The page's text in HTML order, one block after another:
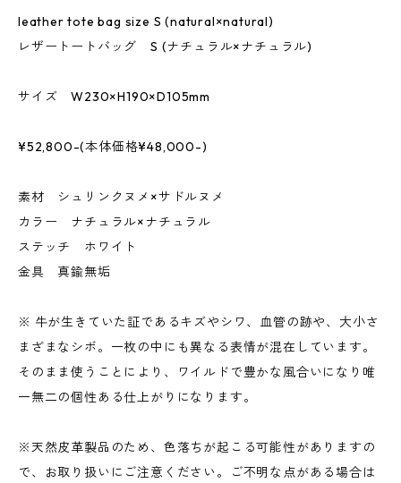
leather tote bag size S (natural×natural)
レザートートバッグ S (ナチュラル×ナチュラル)
サイズ W230×H190×D105mm
¥52,800-(本体価格¥48,000-)
素材 シュリンクヌメ×サドルヌメ
カラー ナチュラル×ナチュラル
ステッチ ホワイト
金具 真鍮無垢
※ 牛が生きていた証であるキズやシワ、血管の跡や、大小さ
まざまなシボ。一枚の中にも異なる表情が混在しています。
そのまま使うことにより、ワイルドで豊かな風合いになり唯
一無二の個性ある仕上がりになります。
※天然皮革製品のため、色落ちが起こる可能性がありますの
で、お取り扱いにご注意ください。ご不明な点がある場合は